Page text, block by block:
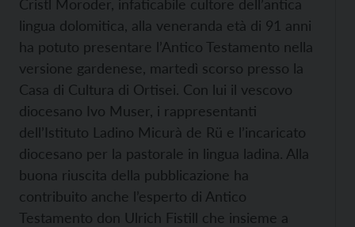
Cristl Moroder, infaticabile cultore dell’antica
lingua dolomitica, alla veneranda età di 91 anni
ha potuto presentare l’Antico Testamento nella
versione gardenese, martedì scorso presso la
Casa di Cultura di Ortisei. Con lui il vescovo
diocesano Ivo Muser, i rappresentanti
dell’Istituto Ladino Micurà de Rü e l’incaricato
diocesano per la pastorale in lingua ladina. Alla
buona riuscita della pubblicazione ha
contribuito anche l’esperto di Antico
Testamento don Ulrich Fistill che insieme a